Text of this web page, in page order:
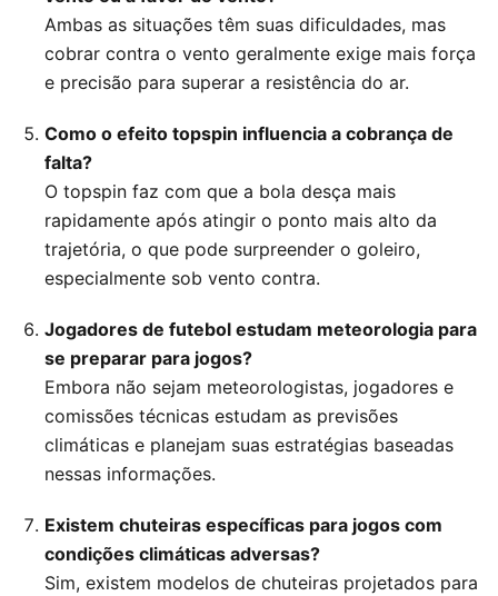
Ambas as situações têm suas dificuldades, mas
cobrar contra o vento geralmente exige mais força
e precisão para superar a resistência do ar.
Como o efeito topspin influencia a cobrança de
falta?
O topspin faz com que a bola desça mais
rapidamente após atingir o ponto mais alto da
trajetória, o que pode surpreender o goleiro,
especialmente sob vento contra.
Jogadores de futebol estudam meteorologia para
se preparar para jogos?
Embora não sejam meteorologistas, jogadores e
comissões técnicas estudam as previsões
climáticas e planejam suas estratégias baseadas
nessas informações.
Existem chuteiras específicas para jogos com
condições climáticas adversas?
Sim, existem modelos de chuteiras projetados para